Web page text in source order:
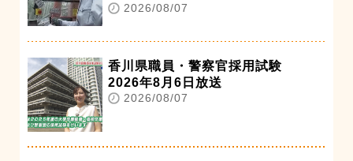
2026/08/07
香川県職員・警察官採用試験
2026年8月6日放送
2026/08/07